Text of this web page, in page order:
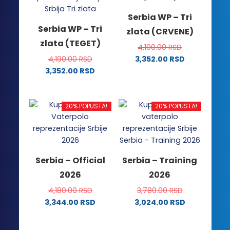
Serbia WP – Tri
zlata (TEGET)
4,190.00RSD
3,352.00 RSD
ima
više
varijanti.
Opcije
biti
izabrane
na
stranici
Serbia WP – Tri
zlata (CRVENE)
4,190.00RSD
3,352.00 RSD
više
varijanti.
Opcije
mogu
izabrane
na
stranici
proizvoda.
20% POPUSTA!
Serbia – Official
2026
4,180.00RSD
3,344.00 RSD
20% POPUSTA!
Serbia – Training
2026
3,780.00RSD
3,024.00 RSD